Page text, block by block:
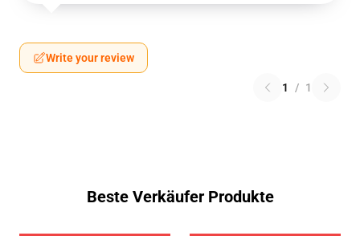
Write your review
1 / 1
Beste Verkäufer Produkte